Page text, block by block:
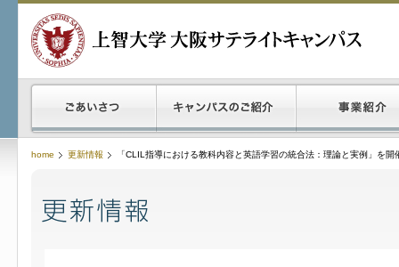
home 更新情報 「CLIL指導における教科内容と英語学習の統合法：理論と実例」を開